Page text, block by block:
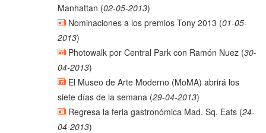
Manhattan (02-05-2013)
Nominaciones a los premios Tony 2013 (01-05-
2013)
Photowalk por Central Park con Ramón Nuez(30-
04-2013)
El Museo de Arte Moderno (MoMA) abrirá los
siete días de la semana(29-04-2013)
Regresa la feria gastronómica Mad. Sq. Eats(24-
04-2013)